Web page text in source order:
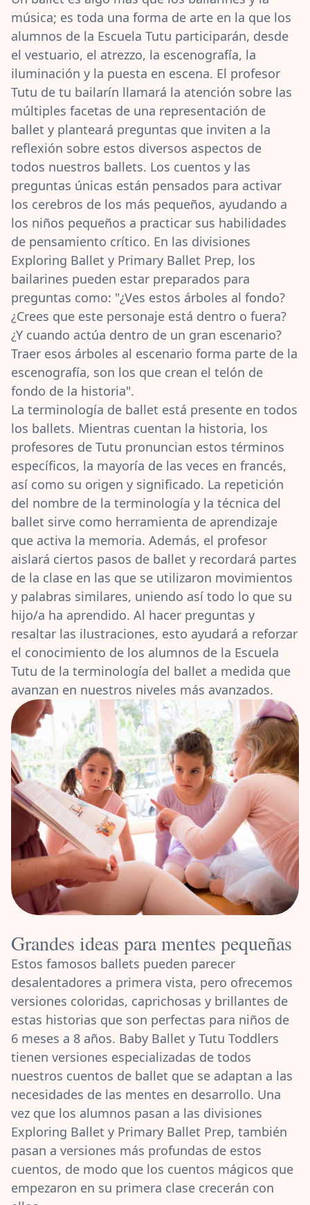
música; es toda una forma de arte en la que los
alumnos de la Escuela Tutu participarán, desde
el vestuario, el atrezzo, la escenografía, la
iluminación y la puesta en escena. El profesor
Tutu de tu bailarín llamará la atención sobre las
múltiples facetas de una representación de
ballet y planteará preguntas que inviten a la
reflexión sobre estos diversos aspectos de
todos nuestros ballets. Los cuentos y las
preguntas únicas están pensados para activar
los cerebros de los más pequeños, ayudando a
los niños pequeños a practicar sus habilidades
de pensamiento crítico. En las divisiones
Exploring Ballet y Primary Ballet Prep, los
bailarines pueden estar preparados para
preguntas como: "¿Ves estos árboles al fondo?
¿Crees que este personaje está dentro o fuera?
¿Y cuando actúa dentro de un gran escenario?
Traer esos árboles al escenario forma parte de la
escenografía, son los que crean el telón de
fondo de la historia".
La terminología de ballet está presente en todos
los ballets. Mientras cuentan la historia, los
profesores de Tutu pronuncian estos términos
específicos, la mayoría de las veces en francés,
así como su origen y significado. La repetición
del nombre de la terminología y la técnica del
ballet sirve como herramienta de aprendizaje
que activa la memoria. Además, el profesor
aislará ciertos pasos de ballet y recordará partes
de la clase en las que se utilizaron movimientos
y palabras similares, uniendo así todo lo que su
hijo/a ha aprendido. Al hacer preguntas y
resaltar las ilustraciones, esto ayudará a reforzar
el conocimiento de los alumnos de la Escuela
Tutu de la terminología del ballet a medida que
avanzan en nuestros niveles más avanzados.
Grandes ideas para mentes pequeñas
Estos famosos ballets pueden parecer
desalentadores a primera vista, pero ofrecemos
versiones coloridas, caprichosas y brillantes de
estas historias que son perfectas para niños de
6 meses a 8 años. Baby Ballet y Tutu Toddlers
tienen versiones especializadas de todos
nuestros cuentos de ballet que se adaptan a las
necesidades de las mentes en desarrollo. Una
vez que los alumnos pasan a las divisiones
Exploring Ballet y Primary Ballet Prep, también
pasan a versiones más profundas de estos
cuentos, de modo que los cuentos mágicos que
empezaron en su primera clase crecerán con